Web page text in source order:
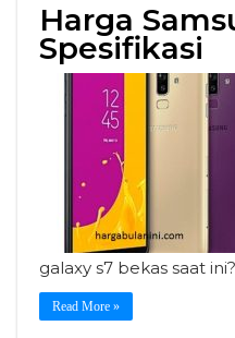
Harga
Spesifikasi
galaxy s7 bekas saat
Read More »